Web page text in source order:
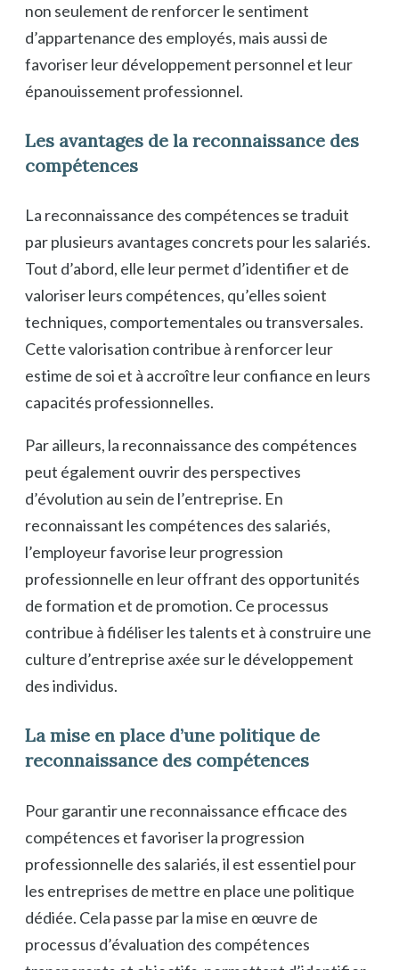
non seulement de renforcer le sentiment
d’appartenance des employés, mais aussi de
favoriser leur développement personnel et leur
épanouissement professionnel.
Les avantages de la reconnaissance des
compétences
La reconnaissance des compétences se traduit
par plusieurs avantages concrets pour les salariés.
Tout d’abord, elle leur permet d’identifier et de
valoriser leurs compétences, qu’elles soient
techniques, comportementales ou transversales.
Cette valorisation contribue à renforcer leur
estime de soi et à accroître leur confiance en leurs
capacités professionnelles.
Par ailleurs, la reconnaissance des compétences
peut également ouvrir des perspectives
d’évolution au sein de l’entreprise. En
reconnaissant les compétences des salariés,
l’employeur favorise leur progression
professionnelle en leur offrant des opportunités
de formation et de promotion. Ce processus
contribue à fidéliser les talents et à construire une
culture d’entreprise axée sur le développement
des individus.
La mise en place d’une politique de
reconnaissance des compétences
Pour garantir une reconnaissance efficace des
compétences et favoriser la progression
professionnelle des salariés, il est essentiel pour
les entreprises de mettre en place une politique
dédiée. Cela passe par la mise en œuvre de
processus d’évaluation des compétences